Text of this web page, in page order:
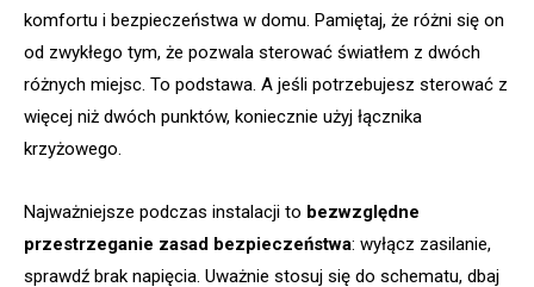
komfortu i bezpieczeństwa w domu. Pamiętaj, że różni się on
od zwykłego tym, że pozwala sterować światłem z dwóch
różnych miejsc. To podstawa. A jeśli potrzebujesz sterować z
więcej niż dwóch punktów, koniecznie użyj łącznika
krzyżowego.
Najważniejsze podczas instalacji to bezwzględne
przestrzeganie zasad bezpieczeństwa: wyłącz zasilanie,
sprawdź brak napięcia. Uważnie stosuj się do schematu, dbaj